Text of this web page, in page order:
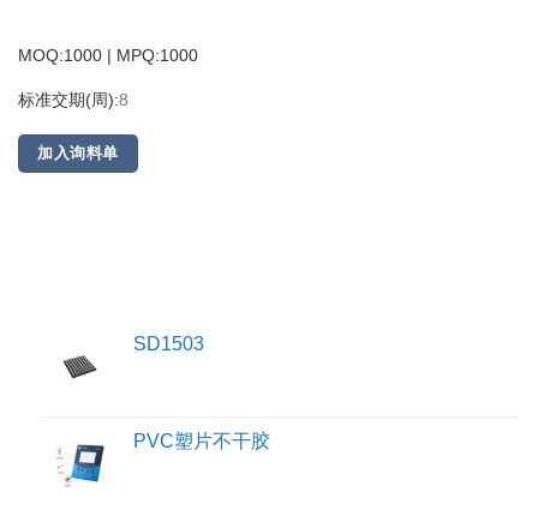
MOQ:1000 | MPQ:1000
标准交期(周):8
加入询料单
SD1503
PVC塑片不干胶